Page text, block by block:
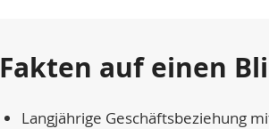
Fakten auf einen
Langjährige Geschäftsbeziehung